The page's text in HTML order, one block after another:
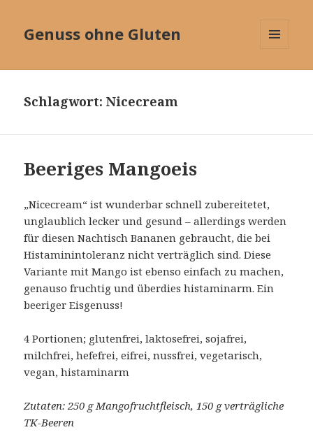
Genuss ohne Gluten
Schlagwort:Nicecream
Beeriges Mangoeis
„Nicecream“ ist wunderbar schnell zubereitetet,
unglaublich lecker und gesund – allerdings werden
für diesen Nachtisch Bananen gebraucht, die bei
Histaminintoleranz nicht verträglich sind. Diese
Variante mit Mango ist ebenso einfach zu machen,
genauso fruchtig und überdies histaminarm. Ein
beeriger Eisgenuss!
4 Portionen; glutenfrei, laktosefrei, sojafrei,
milchfrei, hefefrei, eifrei, nussfrei, vegetarisch,
vegan, histaminarm
Zutaten: 250 g Mangofruchtfleisch, 150 g verträgliche
TK-Beeren